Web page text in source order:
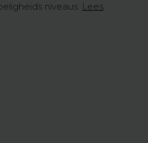
niveaus. Lees